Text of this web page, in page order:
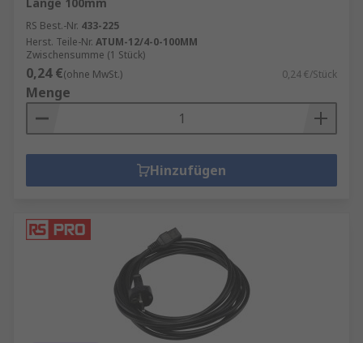
RS Best.-Nr. 433-225
Herst. Teile-Nr. ATUM-12/4-0-100MM
Zwischensumme (1 Stück)
0,24 €(ohne MwSt.) 0,24 €/Stück
Menge
Hinzufügen